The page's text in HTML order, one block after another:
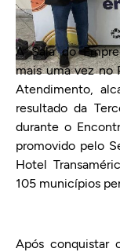
A Sala do
mais uma vez no
Atendimento,
resultado da
durante o
promovido pelo
Hotel
105 municípios
Após conquistar